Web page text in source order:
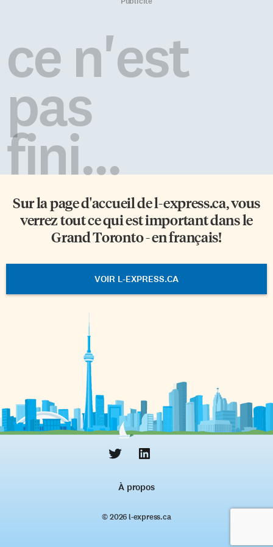
collègue. En effet, dans le
système sexagésimal de calcul
mésopotamien, 12 divisait 60
providentiels», Rico est une
belle gueule ambiguë entre
deux classes sociales. À huit
ce n'est
pas
fini...
Sur la page d'accueil del-express.ca, vous
verrez tout ce qui est important dans le
Grand Toronto - en français!
VOIR L-EXPRESS.CA
À propos
© 2026 l‑express.ca